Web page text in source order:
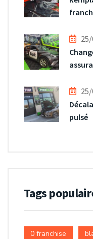
pulsé
Tags
0 franchise